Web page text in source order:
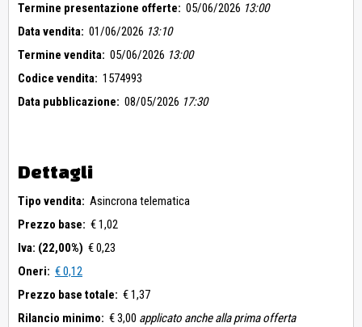
Termine presentazione offerte: 05/06/2026 13:00
Data vendita: 01/06/2026 13:10
Termine vendita: 05/06/2026 13:00
Codice vendita: 1574993
Data pubblicazione: 08/05/2026 17:30
Dettagli
Tipo vendita: Asincrona telematica
Prezzo base: € 1,02
Iva: (22,00%) € 0,23
Oneri: € 0,12
Prezzo base totale: € 1,37
Rilancio minimo: € 3,00 applicato anche alla prima offerta